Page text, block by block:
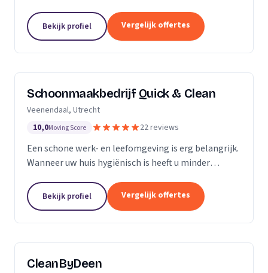
Kantoor panden Scholen Zwembaden Vakantie
parkeren Traphuizen...
Bekijk profiel Vergelijk offertes
Schoonmaakbedrijf Quick & Clean
Veenendaal, Utrecht
10,0Moving Score 22 reviews
Een schone werk- en leefomgeving is erg belangrijk.
Wanneer uw huis hygiënisch is heeft u minder
een goede indruk op anderen, als uw bedrijfspand...
Bekijk profiel Vergelijk offertes
CleanByDeen